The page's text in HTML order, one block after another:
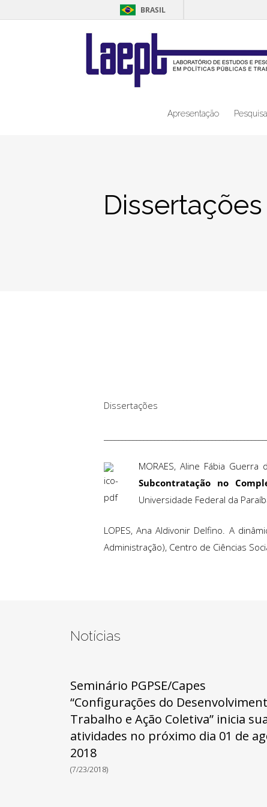
BRASIL
Apresentação
Dissertações
MORAES, Aline Fábia Guerra
Subcontratação no
Universidade Federal da
LOPES, Ana Aldivonir Delfino. A
Administração), Centro de Ciências
Notícias
Seminário PGPSE/Capes
“Configurações do
Trabalho e Ação Coletiva” inicia
atividades no próximo dia 01 de
2018
(7/23/2018)